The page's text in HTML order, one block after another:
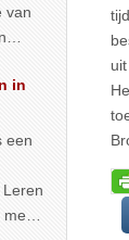
van
in
een